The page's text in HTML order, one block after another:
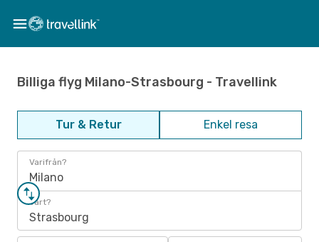
Billiga flyg Milano-Strasbourg - Travellink
Tur & Retur Enkel resa
Varifrån?
Milano
Vart?
Strasbourg